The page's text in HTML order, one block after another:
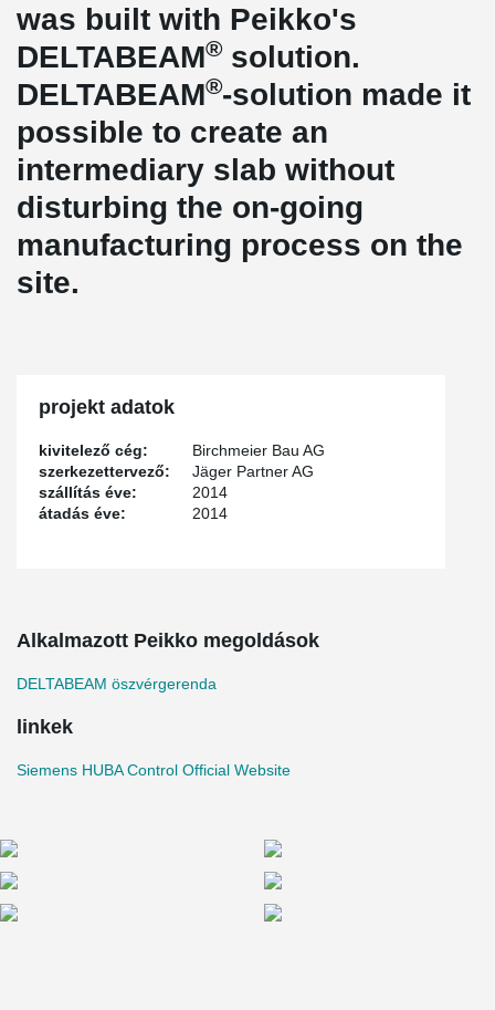
was built with Peikko's
DELTABEAM® solution.
DELTABEAM®-solution made it
possible to create an
intermediary slab without
disturbing the on-going
manufacturing process on the
site.
projekt adatok
kivitelező cég:
Birchmeier Bau AG
szerkezettervező:
Jäger Partner AG
szállítás éve:
2014
átadás éve:
2014
Alkalmazott Peikko megoldások
DELTABEAM öszvérgerenda
linkek
Siemens HUBA Control Official Website